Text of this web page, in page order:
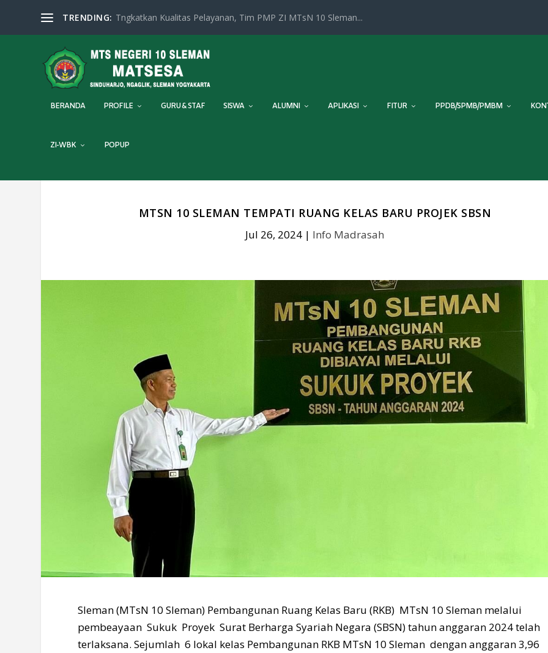
TRENDING: Tngkatkan Kualitas Pelayanan, Tim PMP ZI MTsN 10 Sleman...
BERANDA PROFILE GURU & STAF SISWA ALUMNI APLIKASI FITUR PPDB/SPMB/PMBM
ZI-WBK POPUP
MTSN 10 SLEMAN TEMPATI RUANG KELAS BARU PROJEK SBSN
Jul 26, 2024 | Info Madrasah
Sleman (MTsN 10 Sleman) Pembangunan Ruang Kelas Baru (RKB) MTsN 10 Sleman melalui
pembeayaan Sukuk Proyek Surat Berharga Syariah Negara (SBSN) tahun anggaran 2024 telah
terlaksana. Sejumlah 6 lokal kelas Pembangunan RKB MTsN 10 Sleman dengan anggaran 3,96